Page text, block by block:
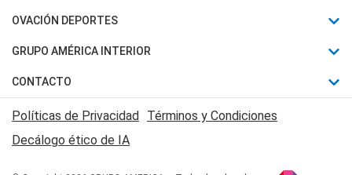
Política
Judiciales
Economia
Horóscopo
Motores
Trucos caseros
Series y Películas
Edictos y Solicitadas
OVACIÓN DEPORTES
Fútbol
Mundial
Automovilismo
Rugby
GRUPO AMÉRICA INTERIOR
Canal 7 en Vivo
CONTACTO
Acerca de Nosotros
Contactanos
Políticas de Privacidad Términos y Condiciones
Decálogo ético de IA